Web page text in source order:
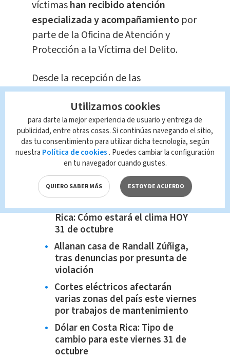
víctimashan recibido atención
especializada y acompañamiento por
parte de la Oficina de Atención y
Protección a la Víctima del Delito.
Desde la recepción de las
denuncias,se ordenarondiligencias
inmediatas y se dispuso que todas
causas fueran dirigidas con un
enfoque orientadoa la protección y
garantía de los derechos de las
ofendidas.
Te recomendamos:
Pronóstico del tiempo Costa
Rica: Cómo estará el clima HOY
31 de octubre
Allanan casa de Randall Zúñiga,
tras denuncias por presunta de
violación
Cortes eléctricos afectarán
varias zonas del país este viernes
por trabajos de mantenimiento
Dólar en Costa Rica: Tipo de
cambio para este viernes 31 de
octubre
Utilizamos cookies
para darte la mejor experiencia de usuario y entrega de
publicidad, entre otras cosas. Si continúas navegando el sitio,
das tu consentimiento para utilizar dicha tecnología, según
nuestra Política de cookies . Puedes cambiar la configuración
en tu navegador cuando gustes.
QUIERO SABER MÁS ESTOY DE ACUERDO